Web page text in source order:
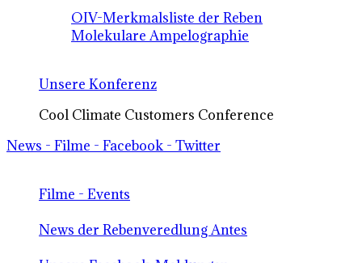
OIV-Merkmalsliste der Reben
Molekulare Ampelographie
Unsere Konferenz
Cool Climate Customers Conference
News - Filme - Facebook - Twitter
Filme - Events
News der Rebenveredlung Antes